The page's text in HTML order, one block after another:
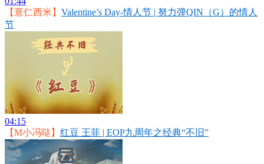
【薏仁西米】 Valentine’s Day-情人节 | 努力弹QIN（G）的情人
节
04:15
【M小冯哒】 红豆 王菲 | EOP九周年之经典“不旧”